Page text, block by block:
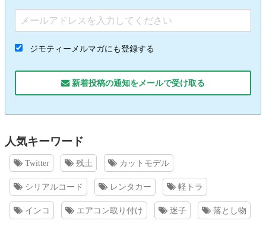
ジモティーメルマガにも登録する
新着投稿の通知をメールで受け取る
人気キーワード
Twitter 残土 カットモデル
シリアルコード レンタカー 軽トラ
インコ エアコン取り付け 迷子 落とし物